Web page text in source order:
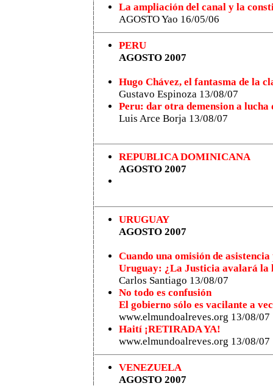
La ampliación del canal y la
AGOSTO Yao 16/05/06
PERU
AGOSTO 2007
Hugo Chávez, el fantasma de la
Gustavo Espinoza 13/08/07
Peru: dar otra demension a lucha
Luis Arce Borja 13/08/07
REPUBLICA DOMINICANA
AGOSTO 2007
URUGUAY
AGOSTO 2007
Cuando una omisión de
Uruguay: ¿La Justicia avalará
Carlos Santiago 13/08/07
No todo es confusión
El gobierno sólo es vacilante a
www.elmundoalreves.org 13/08/07
Haití ¡RETIRADA YA!
www.elmundoalreves.org 13/08/07
VENEZUELA
AGOSTO 2007